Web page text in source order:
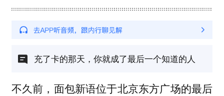
充了卡的那天，你就成了最后一个知道的人
不久前，面包新语位于北京东方广场的最后